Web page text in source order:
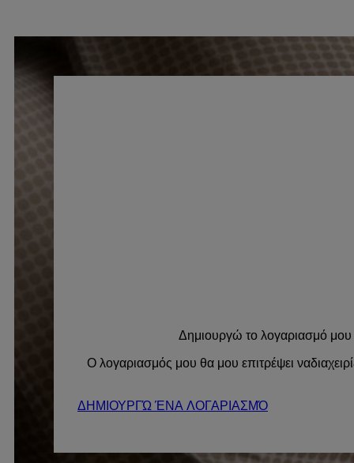
Δημιουργώ το λογαριασμό
Ο λογαριασμός μου θα μου επιτρέψει να
ΔΗΜΙΟΥΡΓΏ ΈΝΑ ΛΟΓΑΡΙΑΣΜΌ